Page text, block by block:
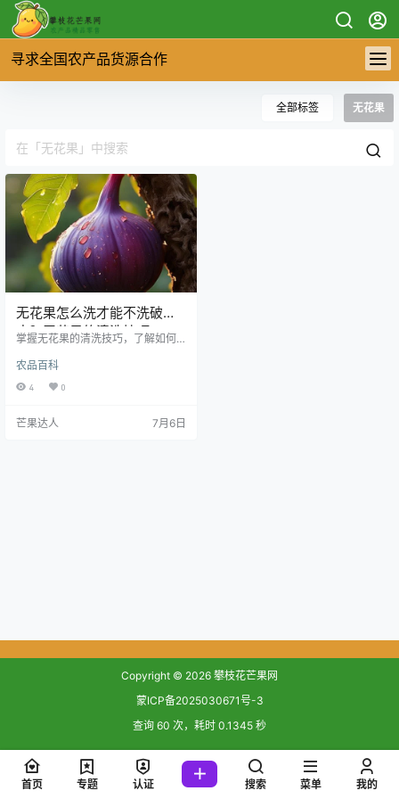
寻求全国农产品货源合作
全部标签 无花果
无花果怎么洗才能不洗破
皮？无花果的清洗技巧
掌握无花果的清洗技巧，了解如何
感，让你轻松享受这款美味又营养
丰富的水果。
农品百科
4 0
芒果达人 7月6日
Copyright © 2026 攀枝花芒果网
蒙ICP备2025030671号-3
查询 60 次，耗时 0.1345 秒
首页 专题 认证 搜索 菜单 我的